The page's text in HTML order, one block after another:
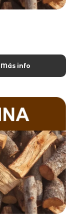
Más info